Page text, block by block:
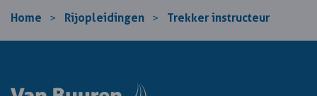
Home > Rijopleidingen > Trekker instructeur